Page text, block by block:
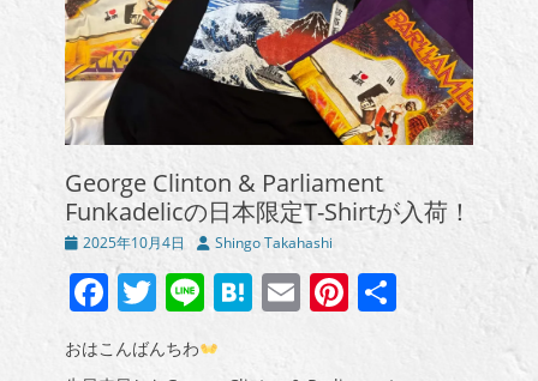
George Clinton & Parliament
Funkadelicの日本限定T-Shirtが入荷！
投
日
2025年10月4日
投
者
Shingo Takahashi
Facebook
Twitter
LineHatena
EmailPinterest
おはこんばんちわ